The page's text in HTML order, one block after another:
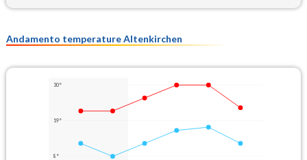
Andamento temperature Altenkirchen
30°
19°
8°